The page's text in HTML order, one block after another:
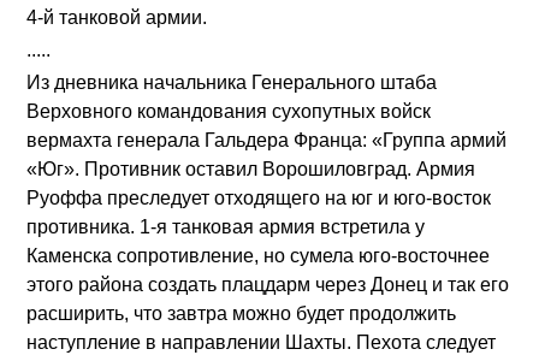
4-й танковой армии.
.....
Из дневника начальника Генерального штаба
Верховного командования сухопутных войск
вермахта генерала Гальдера Франца: «Группа армий
«Юг». Противник оставил Ворошиловград. Армия
Руоффа преследует отходящего на юг и юго-восток
противника. 1-я танковая армия встретила у
Каменска сопротивление, но сумела юго-восточнее
этого района создать плацдарм через Донец и так его
расширить, что завтра можно будет продолжить
наступление в направлении Шахты. Пехота следует